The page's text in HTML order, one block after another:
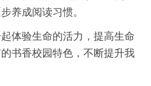
养成阅读习惯。
体验生命的活力，提高生命
书香校园特色，不断提升我